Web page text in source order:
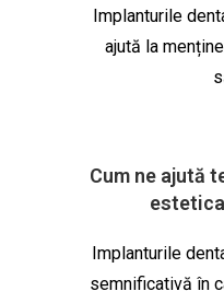
Implanturile
ajută la
Cum ne ajută
Implanturile
semnificativă în